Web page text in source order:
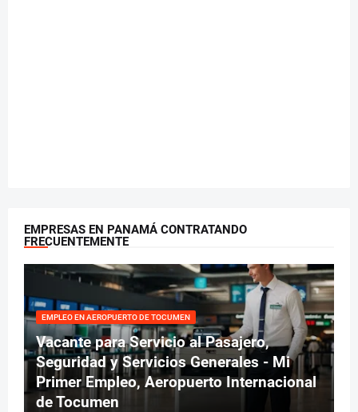
EMPRESAS EN PANAMÁ CONTRATANDO
FRECUENTEMENTE
EMPLEO EN AEROPUERTO DE TOCUMEN
Vacante para Servicio al Pasajero,
Seguridad y Servicios Generales - Mi
Primer Empleo, Aeropuerto Internacional
de Tocumen